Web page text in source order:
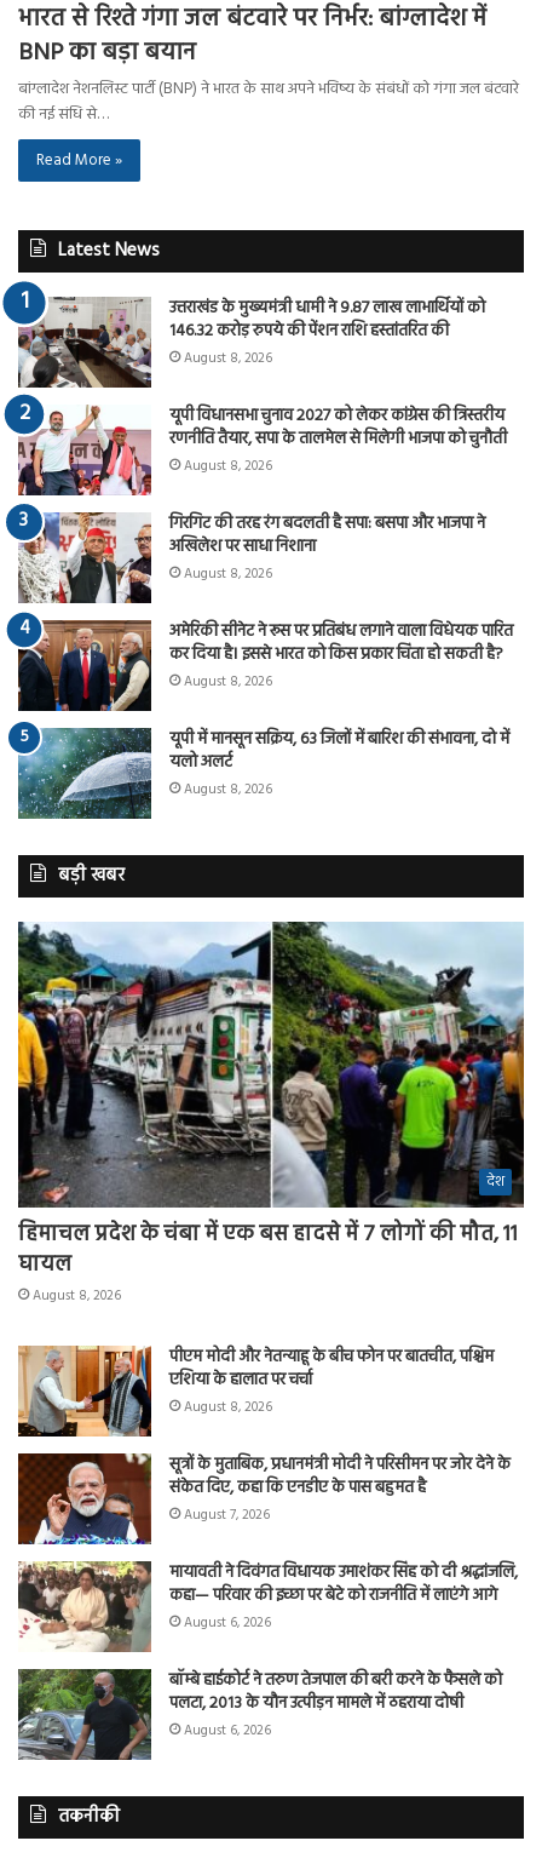
भारत से रिश्ते गंगा जल बंटवारे पर निर्भर: बांग्लादेश में
BNP का बड़ा बयान
बांग्लादेश नेशनलिस्ट पार्टी (BNP) ने भारत के साथ अपने भविष्य के संबंधों को गंगा जल बंटवारे
की नई संधि से…
Read More »
Latest News
उत्तराखंड के मुख्यमंत्री धामी ने 9.87 लाख लाभार्थियों को
146.32 करोड़ रुपये की पेंशन राशि हस्तांतरित की
August 8, 2026
यूपी विधानसभा चुनाव 2027 को लेकर कांग्रेस की त्रिस्तरीय
रणनीति तैयार, सपा के तालमेल से मिलेगी भाजपा को चुनौती
August 8, 2026
गिरगिट की तरह रंग बदलती है सपा: बसपा और भाजपा ने
अखिलेश पर साधा निशाना
August 8, 2026
अमेरिकी सीनेट ने रूस पर प्रतिबंध लगाने वाला विधेयक पारित
कर दिया है। इससे भारत को किस प्रकार चिंता हो सकती है?
August 8, 2026
यूपी में मानसून सक्रिय, 63 जिलों में बारिश की संभावना, दो में
यलो अलर्ट
August 8, 2026
बड़ी खबर
देश
हिमाचल प्रदेश के चंबा में एक बस हादसे में 7 लोगों की मौत, 11
घायल
August 8, 2026
पीएम मोदी और नेतन्याहू के बीच फोन पर बातचीत, पश्चिम
एशिया के हालात पर चर्चा
August 8, 2026
सूत्रों के मुताबिक, प्रधानमंत्री मोदी ने परिसीमन पर जोर देने के
संकेत दिए, कहा कि एनडीए के पास बहुमत है
August 7, 2026
मायावती ने दिवंगत विधायक उमाशंकर सिंह को दी श्रद्धांजलि,
कहा— परिवार की इच्छा पर बेटे को राजनीति में लाएंगे आगे
August 6, 2026
बॉम्बे हाईकोर्ट ने तरुण तेजपाल की बरी करने के फैसले को
पलटा, 2013 के यौन उत्पीड़न मामले में ठहराया दोषी
August 6, 2026
तकनीकी